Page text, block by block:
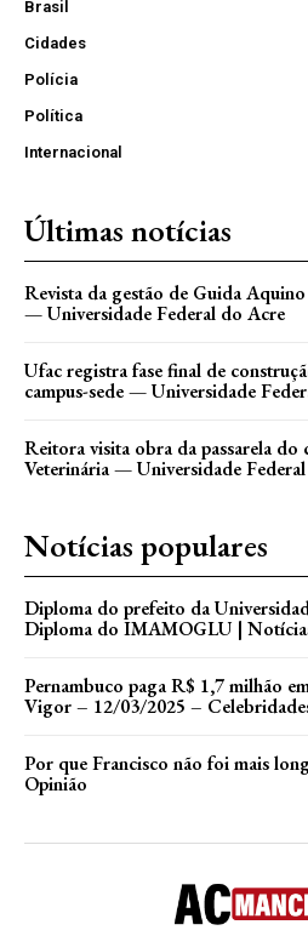
Brasil
Cidades
Polícia
Política
Internacional
Últimas notícias
Revista da gestão de Guida
— Universidade Federal do Acre
Ufac registra fase final de
campus-sede — Universidade
Reitora visita obra da passarela do
Veterinária — Universidade
Notícias populares
Diploma do prefeito da
Diploma do IMAMOGLU |
Pernambuco paga R$ 1,7 milhão
Vigor – 12/03/2025 –
Por que Francisco não foi mais
Opinião